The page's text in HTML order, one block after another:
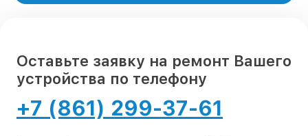
Оставьте заявку на ремонт Вашего
устройства по телефону
+7 (861) 299-37-61